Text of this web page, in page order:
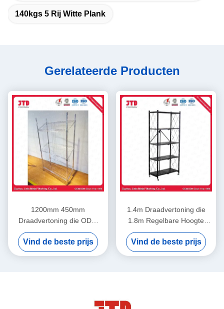
140kgs 5 Rij Witte Plank
Gerelateerde Producten
1200mm 450mm
Draadvertoning die ODM
opschorten het Rek van het
4 Laagroestvrije staal
Vind de beste prijs
1.4m Draadvertoning die
1.8m Regelbare Hoogte
Opschortende Eenheid
opschorten
Vind de beste prijs